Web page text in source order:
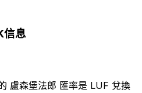
信息
盧森堡法郎 匯率是 LUF 兌換